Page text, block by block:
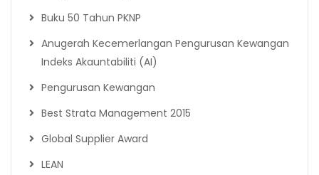
Buku 50 Tahun PKNP
Anugerah Kecemerlangan Pengurusan Kewangan
Indeks Akauntabiliti (AI)
Pengurusan Kewangan
Best Strata Management 2015
Global Supplier Award
LEAN